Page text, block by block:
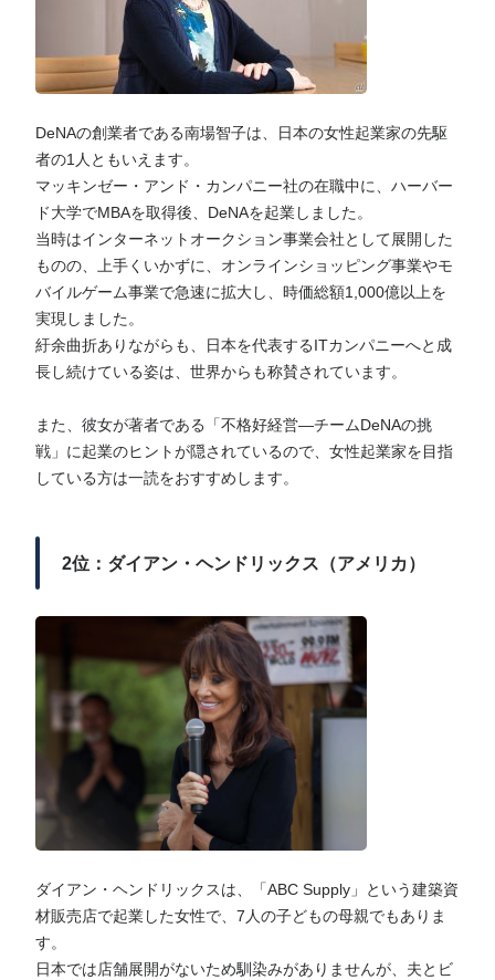
DeNAの創業者である南場智子は、日本の女性起業家の先駆
者の1人ともいえます。
マッキンゼー・アンド・カンパニー社の在職中に、ハーバー
ド大学でMBAを取得後、DeNAを起業しました。
当時はインターネットオークション事業会社として展開した
ものの、上手くいかずに、オンラインショッピング事業やモ
バイルゲーム事業で急速に拡大し、時価総額1,000億以上を
実現しました。
紆余曲折ありながらも、日本を代表するITカンパニーへと成
長し続けている姿は、世界からも称賛されています。
また、彼女が著者である「不格好経営―チームDeNAの挑
戦」に起業のヒントが隠されているので、女性起業家を目指
している方は一読をおすすめします。
2位：ダイアン・ヘンドリックス（アメリカ）
ダイアン・ヘンドリックスは、「ABC Supply」という建築資
材販売店で起業した女性で、7人の子どもの母親でもありま
す。
日本では店舗展開がないため馴染みがありませんが、夫とビ